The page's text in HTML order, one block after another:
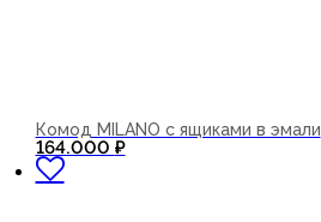
Комод MILANO с ящиками в эмали
164.000 ₽